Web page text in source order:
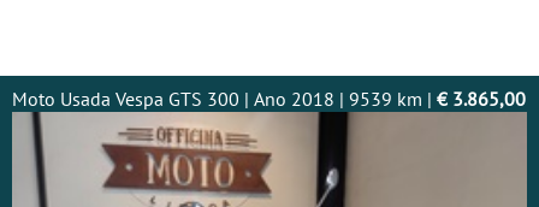
Moto Usada Vespa GTS 300 | Ano 2018 | 9539 km | € 3.865,00